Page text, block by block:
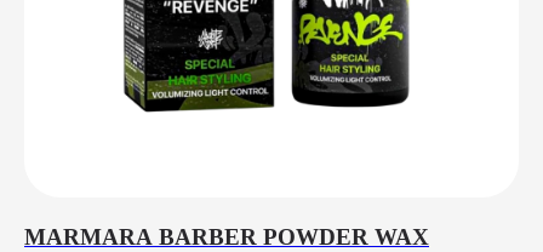
MARMARA BARBER POWDER WAX